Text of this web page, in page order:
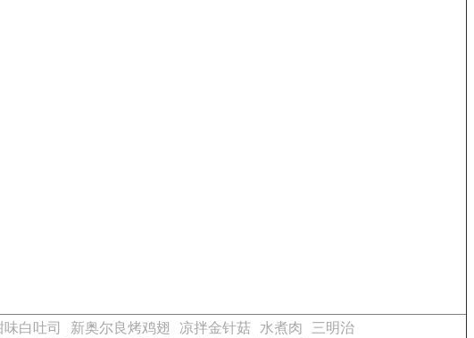
味白吐司 新奥尔良烤鸡翅 凉拌金针菇 水煮肉
三明治